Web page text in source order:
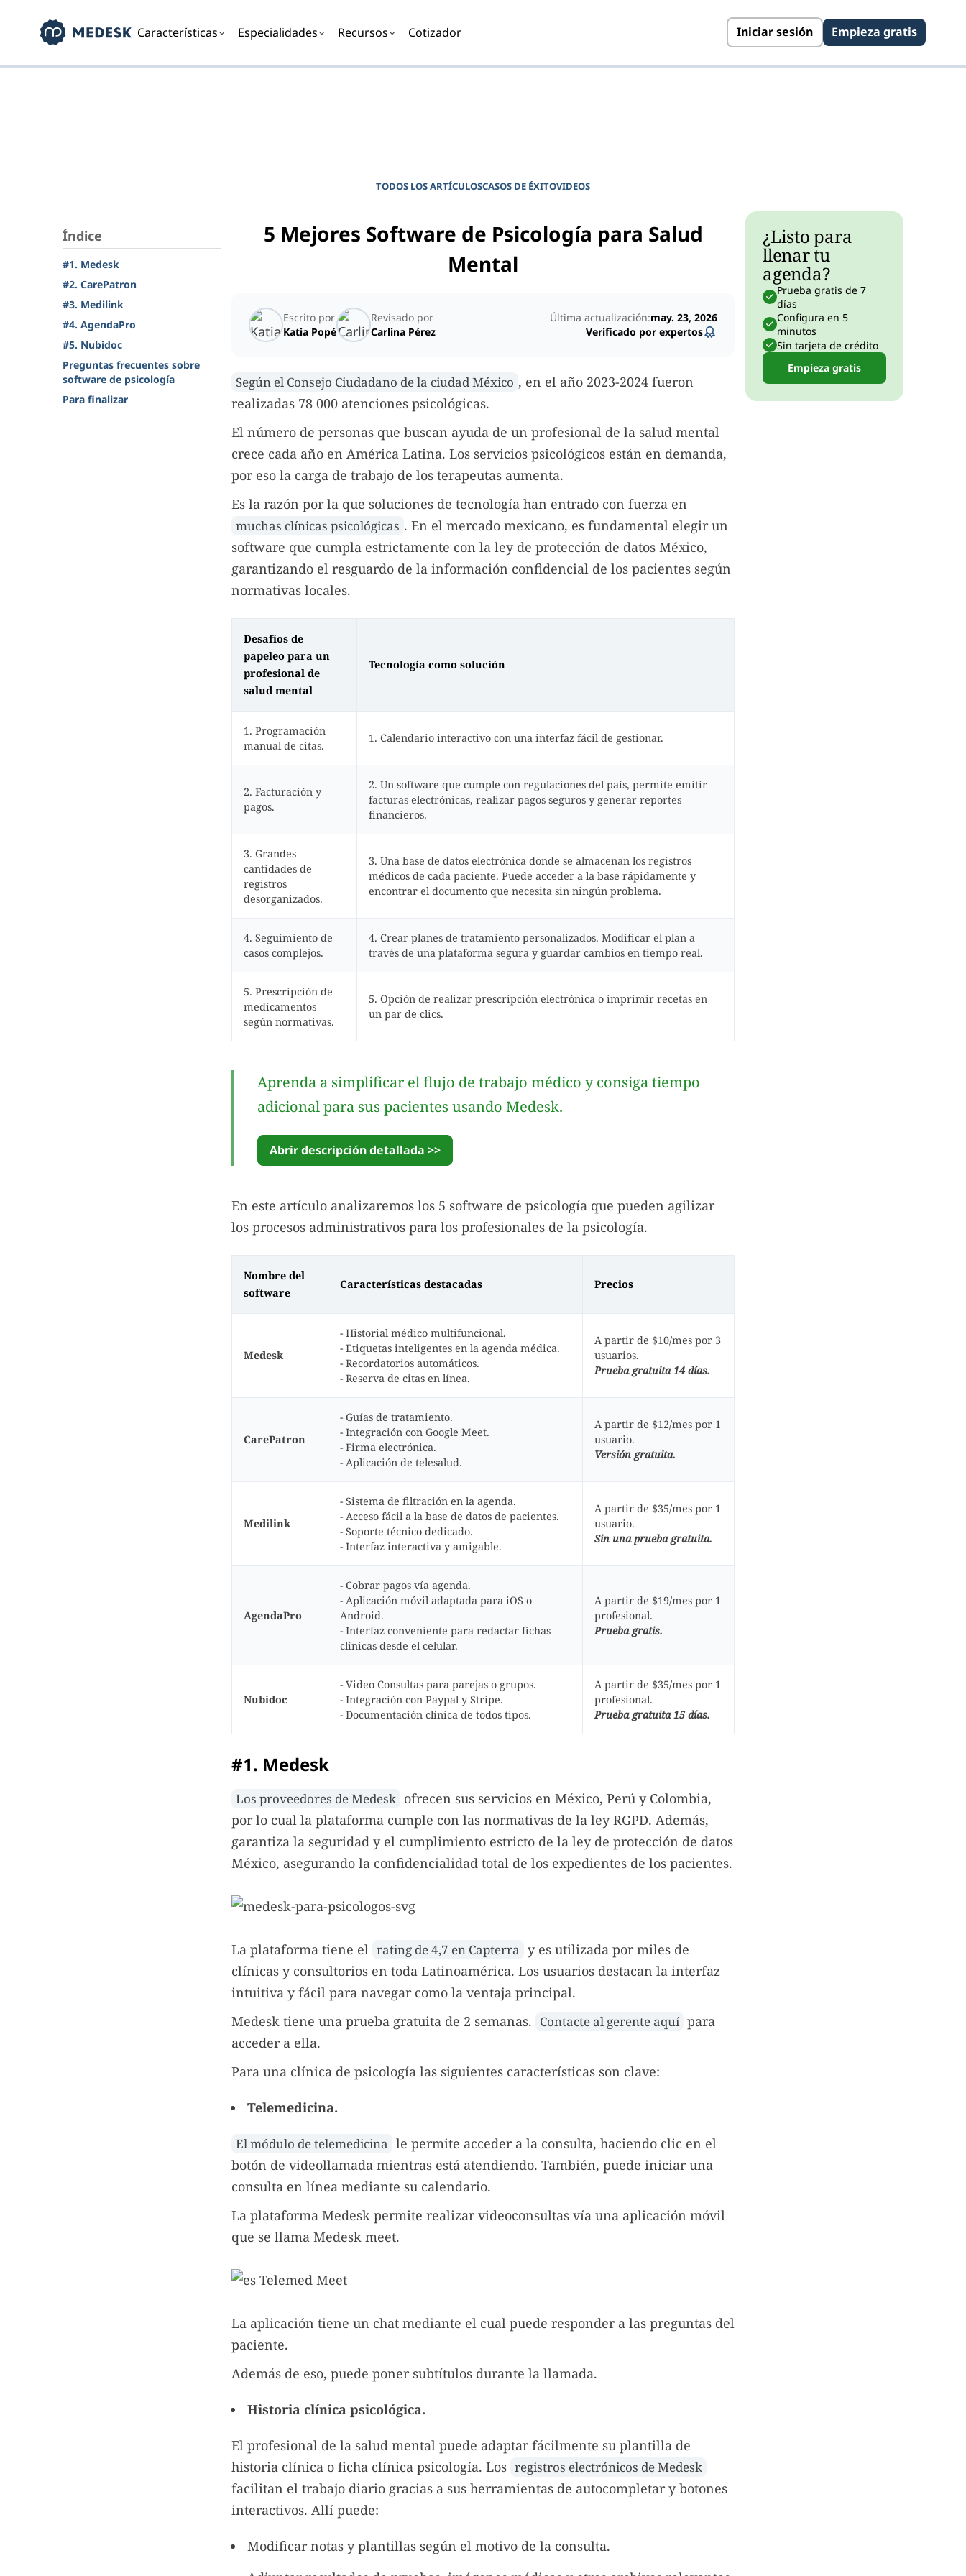
Características Especialidades Recursos Cotizador Iniciar sesión Empieza gratis
TODOS LOS ARTÍCULOSCASOS DE ÉXITOVIDEOS
Índice
#1. Medesk
#2. CarePatron
#3. Medilink
#4. AgendaPro
#5. Nubidoc
Preguntas frecuentes sobre
software de psicología
Para finalizar
5 Mejores Software de Psicología para Salud
Mental
Escrito por
Katia Popé
Revisado por
Carlina Pérez
Última actualización:may. 23, 2026
Verificado por expertos
Según el Consejo Ciudadano de la ciudad México , en el año 2023-2024 fueron
realizadas 78 000 atenciones psicológicas.
El número de personas que buscan ayuda de un profesional de la salud mental
crece cada año en América Latina. Los servicios psicológicos están en demanda,
por eso la carga de trabajo de los terapeutas aumenta.
Es la razón por la que soluciones de tecnología han entrado con fuerza en
muchas clínicas psicológicas . En el mercado mexicano, es fundamental elegir un
software que cumpla estrictamente con la ley de protección de datos México,
garantizando el resguardo de la información confidencial de los pacientes según
normativas locales.
Desafíos de
papeleo para un
profesional de
salud mental
Tecnología como solución
1. Programación
manual de citas.
1. Calendario interactivo con una interfaz fácil de gestionar.
2. Facturación y
pagos.
2. Un software que cumple con regulaciones del país, permite emitir
facturas electrónicas, realizar pagos seguros y generar reportes
financieros.
3. Grandes
cantidades de
registros
desorganizados.
3. Una base de datos electrónica donde se almacenan los registros
médicos de cada paciente. Puede acceder a la base rápidamente y
encontrar el documento que necesita sin ningún problema.
4. Seguimiento de
casos complejos.
4. Crear planes de tratamiento personalizados. Modificar el plan a
través de una plataforma segura y guardar cambios en tiempo real.
5. Prescripción de
medicamentos
según normativas.
5. Opción de realizar prescripción electrónica o imprimir recetas en
un par de clics.
Aprenda a simplificar el flujo de trabajo médico y consiga tiempo
adicional para sus pacientes usando Medesk.
Abrir descripción detallada >>
En este artículo analizaremos los 5 software de psicología que pueden agilizar
los procesos administrativos para los profesionales de la psicología.
Nombre del
software
Características destacadas Precios
Medesk
- Historial médico multifuncional.
- Etiquetas inteligentes en la agenda médica.
- Recordatorios automáticos.
- Reserva de citas en línea.
A partir de $10/mes por 3
usuarios.
Prueba gratuita 14 días.
CarePatron
- Guías de tratamiento.
- Integración con Google Meet.
- Firma electrónica.
- Aplicación de telesalud.
A partir de $12/mes por 1
usuario.
Versión gratuita.
Medilink
- Sistema de filtración en la agenda.
- Acceso fácil a la base de datos de pacientes.
- Soporte técnico dedicado.
- Interfaz interactiva y amigable.
A partir de $35/mes por 1
usuario.
Sin una prueba gratuita.
AgendaPro
- Cobrar pagos vía agenda.
- Aplicación móvil adaptada para iOS o
Android.
- Interfaz conveniente para redactar fichas
clínicas desde el celular.
A partir de $19/mes por 1
profesional.
Prueba gratis.
Nubidoc
- Video Consultas para parejas o grupos.
- Integración con Paypal y Stripe.
- Documentación clínica de todos tipos.
A partir de $35/mes por 1
profesional.
Prueba gratuita 15 días.
#1. Medesk
Los proveedores de Medesk ofrecen sus servicios en México, Perú y Colombia,
por lo cual la plataforma cumple con las normativas de la ley RGPD. Además,
garantiza la seguridad y el cumplimiento estricto de la ley de protección de datos
México, asegurando la confidencialidad total de los expedientes de los pacientes.
La plataforma tiene el rating de 4,7 en Capterra y es utilizada por miles de
clínicas y consultorios en toda Latinoamérica. Los usuarios destacan la interfaz
intuitiva y fácil para navegar como la ventaja principal.
Medesk tiene una prueba gratuita de 2 semanas. Contacte al gerente aquí para
acceder a ella.
Para una clínica de psicología las siguientes características son clave:
Telemedicina.
El módulo de telemedicina le permite acceder a la consulta, haciendo clic en el
botón de videollamada mientras está atendiendo. También, puede iniciar una
consulta en línea mediante su calendario.
La plataforma Medesk permite realizar videoconsultas vía una aplicación móvil
que se llama Medesk meet.
La aplicación tiene un chat mediante el cual puede responder a las preguntas del
paciente.
Además de eso, puede poner subtítulos durante la llamada.
Historia clínica psicológica.
El profesional de la salud mental puede adaptar fácilmente su plantilla de
historia clínica o ficha clínica psicología. Los registros electrónicos de Medesk
facilitan el trabajo diario gracias a sus herramientas de autocompletar y botones
interactivos. Allí puede:
Modificar notas y plantillas según el motivo de la consulta.
¿Listo para
llenar tu
agenda?
Prueba gratis de 7
días
Configura en 5
minutos
Sin tarjeta de crédito
Empieza gratis